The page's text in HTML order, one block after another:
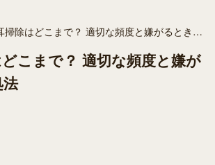
犬の耳掃除はどこまで？ 適切な頻度と嫌がるときの対処法
こまで？ 適切な頻度と嫌が